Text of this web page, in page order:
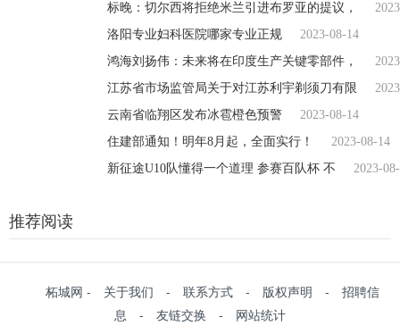
标晚：切尔西将拒绝米兰引进布罗亚的提议，
洛阳专业妇科医院哪家专业正规
2023-08-14
鸿海刘扬伟：未来将在印度生产关键零部件，
江苏省市场监管局关于对江苏利宇剃须刀有限
云南省临翔区发布冰雹橙色预警
2023-08-14
住建部通知！明年8月起，全面实行！
2023-08-14
新征途U10队懂得一个道理 参赛百队杯 不
2023-
推荐阅读
柘城网 - 关于我们 - 联系方式 - 版权声明 - 招聘信
息 - 友链交换 - 网站统计